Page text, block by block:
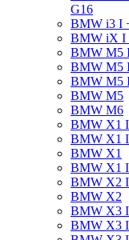
G16
BMW i3 I
BMW iX I
BMW M5
BMW M5
BMW M5
BMW M5
BMW M6
BMW X1 I
BMW X1
BMW X1
BMW X1
BMW X2
BMW X2
BMW X3
BMW X3 I